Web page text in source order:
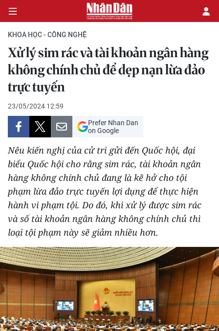
CHÍNH TRỊ
KINH TẾ
VĂN HÓA
XÃ HỘI
PHÁP LUẬT
DU LỊCH
THẾ GIỚI
THỂ THAO
GIÁO DỤC
Y TẾ
KHOA HỌC - CÔNG NGHỆ
MÔI TRƯỜNG
KHOA HỌC - CÔNG NGHỆ
Xử lý sim rác và tài khoản ngân hàng
không chính chủ để dẹp nạn lừa đảo
trực tuyến
23/05/2024 12:59
Prefer Nhan Dan
on Google
Nêu kiến nghị của cử tri gửi đến Quốc hội, đại
biểu Quốc hội cho rằng sim rác, tài khoản ngân
hàng không chính chủ đang là kẽ hở cho tội
phạm lừa đảo trực tuyến lợi dụng để thực hiện
hành vi phạm tội. Do đó, khi xử lý được sim rác
và số tài khoản ngân hàng không chính chủ thì
loại tội phạm này sẽ giảm nhiều hơn.